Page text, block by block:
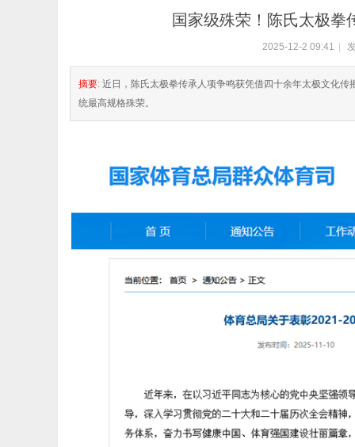
国家级殊荣！陈氏太极拳
2025-12-2 09:41
摘要: 近日，陈氏太极拳传承人项争鸣获凭借四十余年太极文化
统最高规格殊荣。